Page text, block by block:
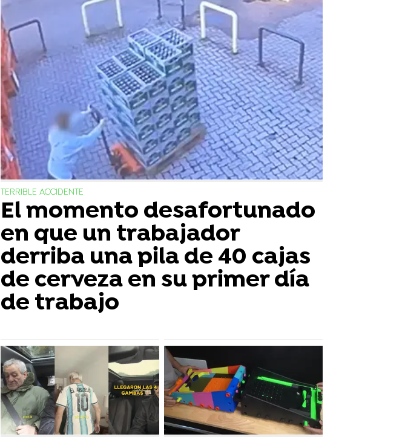
TERRIBLE ACCIDENTE
El momento desafortunado
en que un trabajador
derriba una pila de 40 cajas
de cerveza en su primer día
de trabajo